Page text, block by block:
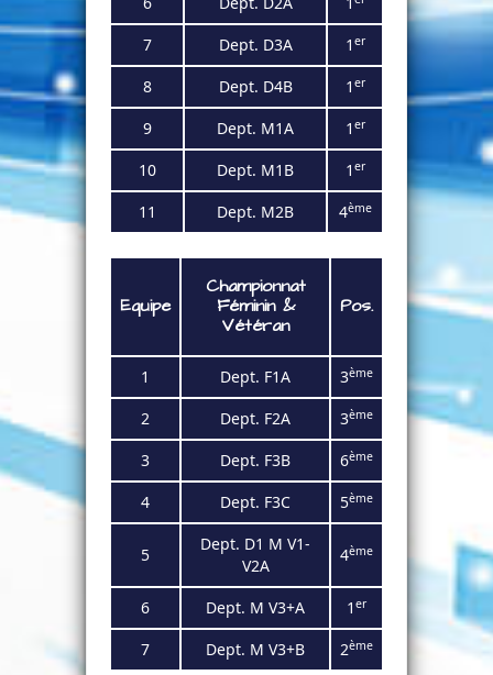
7 Dept. D3A 1 er
8 Dept. D4B 1 er
9 Dept. M1A 1 er
10 Dept. M1B 1 er
11 Dept. M2B 4ème
Equipe
Championnat
Féminin&
Vétéran
Pos.
1 Dept. F1A 3ème
2 Dept. F2A 3ème
3 Dept. F3B 6ème
4 Dept. F3C 5ème
5
Dept. D1 M V1-
V2A
4ème
6 Dept. M V3+A 1 er
7 Dept. M V3+B 2ème